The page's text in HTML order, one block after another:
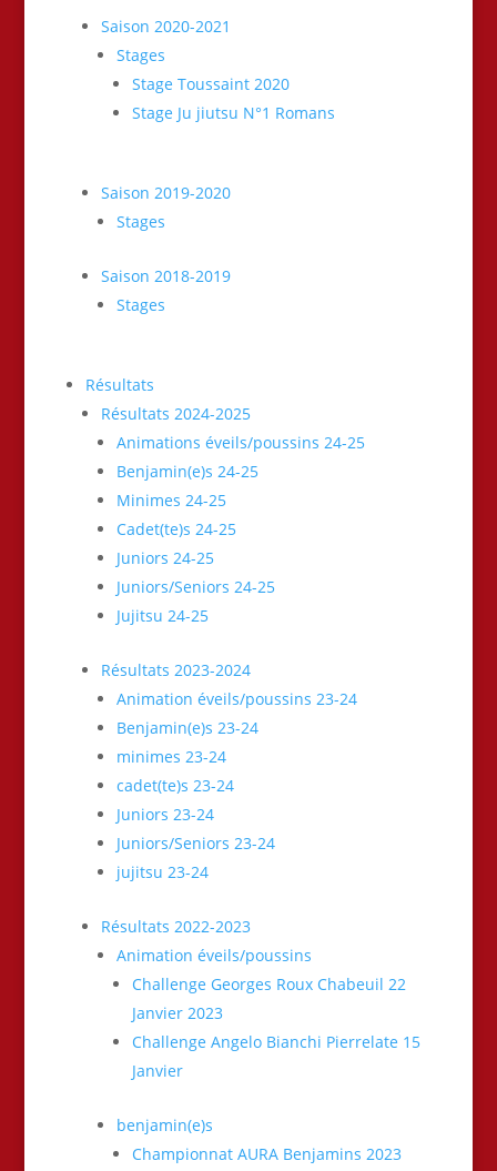
Saison 2020-2021
Stages
Stage Toussaint 2020
Stage Ju jiutsu N°1 Romans
Saison 2019-2020
Stages
Saison 2018-2019
Stages
Résultats
Résultats 2024-2025
Animations éveils/poussins 24-25
Benjamin(e)s 24-25
Minimes 24-25
Cadet(te)s 24-25
Juniors 24-25
Juniors/Seniors 24-25
Jujitsu 24-25
Résultats 2023-2024
Animation éveils/poussins 23-24
Benjamin(e)s 23-24
minimes 23-24
cadet(te)s 23-24
Juniors 23-24
Juniors/Seniors 23-24
jujitsu 23-24
Résultats 2022-2023
Animation éveils/poussins
Challenge Georges Roux Chabeuil 22
Janvier 2023
Challenge Angelo Bianchi Pierrelate 15
Janvier
benjamin(e)s
Championnat AURA Benjamins 2023